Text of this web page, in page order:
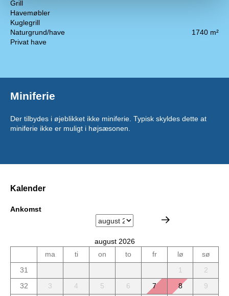
Grill
Havemøbler
Kuglegrill
Naturgrund/have
1740 m²
Privat have
Miniferie
Der tilbydes i øjeblikket ikke miniferie. Typisk skyldes dette at
miniferie ikke er muligt i højsæsonen.
Kalender
Ankomst
august 2026
ma
ti on to fr lø
sø
31
1
2
32
3 4 5 6 7 8
9